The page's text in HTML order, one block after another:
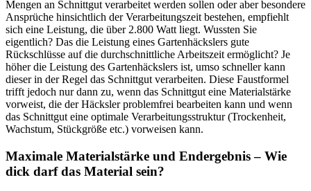
Mengen an Schnittgut verarbeitet werden sollen oder aber besondere
Ansprüche hinsichtlich der Verarbeitungszeit bestehen, empfiehlt
sich eine Leistung, die über 2.800 Watt liegt. Wussten Sie
eigentlich? Das die Leistung eines Gartenhäckslers gute
Rückschlüsse auf die durchschnittliche Arbeitszeit ermöglicht? Je
höher die Leistung des Gartenhäckslers ist, umso schneller kann
dieser in der Regel das Schnittgut verarbeiten. Diese Faustformel
trifft jedoch nur dann zu, wenn das Schnittgut eine Materialstärke
vorweist, die der Häcksler problemfrei bearbeiten kann und wenn
das Schnittgut eine optimale Verarbeitungsstruktur (Trockenheit,
Wachstum, Stückgröße etc.) vorweisen kann.
Maximale Materialstärke und Endergebnis – Wie
dick darf das Material sein?